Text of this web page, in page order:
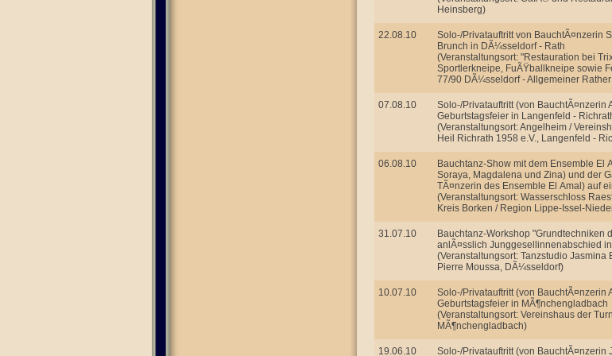
Heinsberg)
22.08.10
Solo-/Privatauftritt von BauchtÃ¤nzerin
Brunch in DÃ¼sseldorf - Rath
(Veranstaltungsort: "Restauration bei
Sportlerkneipe, FuÃŸballkneipe sowie
77/90 DÃ¼sseldorf - Allgemeiner
07.08.10
Solo-/Privatauftritt (von BauchtÃ¤nzerin
Geburtstagsfeier in Langenfeld -
(Veranstaltungsort: Angelheim /
Heil Richrath 1958 e.V., Langenfeld -
06.08.10
Bauchtanz-Show mit dem Ensemble El
Soraya, Magdalena und Zina) und der
TÃ¤nzerin des Ensemble El Amal) auf
(Veranstaltungsort: Wasserschloss
Kreis Borken / Region Lippe-Issel-
31.07.10
Bauchtanz-Workshop "Grundtechniken
anlÃ¤sslich Junggesellinnenabschied
(Veranstaltungsort: Tanzstudio Jasmina
Pierre Moussa, DÃ¼sseldorf)
10.07.10
Solo-/Privatauftritt (von BauchtÃ¤nzerin
Geburtstagsfeier in MÃ¶nchengladbach
(Veranstaltungsort: Vereinshaus der
MÃ¶nchengladbach)
19.06.10 Solo-/Privatauftritt (von BauchtÃ¤nzerin